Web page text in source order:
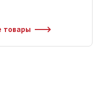
товары